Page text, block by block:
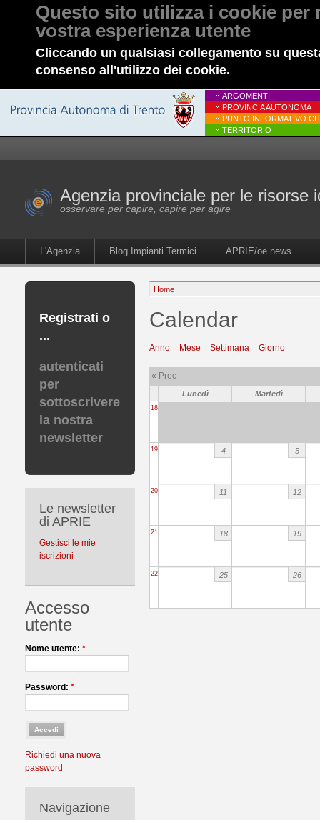
Questo sito utilizza i cookie per
vostra esperienza utente
Cliccando un qualsiasi collegamento su
consenso all'utilizzo dei cookie.
ARGOMENTI
PROVINCIA AUTONOMA
PUNTO INFORMATIVO
TERRITORIO
Agenzia provinciale per le risorse
osservare per capire, capire per agire
L'Agenzia Blog Impianti Termici APRIE/oe news
Registrati o
...
autenticati
per
sottoscrivere
la nostra
newsletter
Le newsletter
di APRIE
Gestisci le mie
iscrizioni
Accesso
utente
Nome utente: *
Password: *
Richiedi una nuova
password
Navigazione
Home
Calendar
Anno Mese Settimana Giorno
« Prec
Lunedì Martedì
18
19 4 5
20 11 12
21 18 19
22 25 26